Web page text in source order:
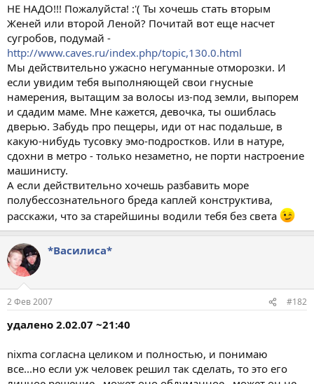
НЕ НАДО!!! Пожалуйста! :'( Ты хочешь стать вторым
Женей или второй Леной? Почитай вот еще насчет
сугробов, подумай -
http://www.caves.ru/index.php/topic,130.0.html
Мы действительно ужасно негуманные отморозки. И
если увидим тебя выполняющей свои гнусные
намерения, вытащим за волосы из-под земли, выпорем
и сдадим маме. Мне кажется, девочка, ты ошиблась
дверью. Забудь про пещеры, иди от нас подальше, в
какую-нибудь тусовку эмо-подростков. Или в натуре,
сдохни в метро - только незаметно, не порти настроение
машинисту.
А если действительно хочешь разбавить море
полубессознательного бреда каплей конструктива,
расскажи, что за старейшины водили тебя без света
*Василиса*
2 Фев 2007 #182
удалено 2.02.07 ~21:40
nixma согласна целиком и полностью, и понимаю
все...но если уж человек решил так сделать, то это его